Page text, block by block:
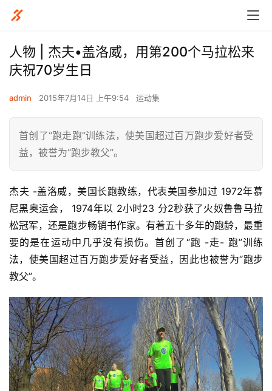
人物 | 杰夫•盖洛威，用第200个马拉松来
庆祝70岁生日
admin 2015年7月14日 上午9:54 运动集
首创了“跑走跑”训练法，使美国超过百万跑步爱好者受
益，被誉为“跑步教父”。
杰夫 -盖洛威，美国长跑教练，代表美国参加过 1972年慕
尼黑奥运会， 1974年以 2小时23 分2秒获了火奴鲁鲁马拉
松冠军，还是跑步畅销书作家。有着五十多年的跑龄，最重
要的是在运动中几乎没有损伤。首创了“跑 -走- 跑”训练
法，使美国超过百万跑步爱好者受益，因此也被誉为“跑步
教父”。